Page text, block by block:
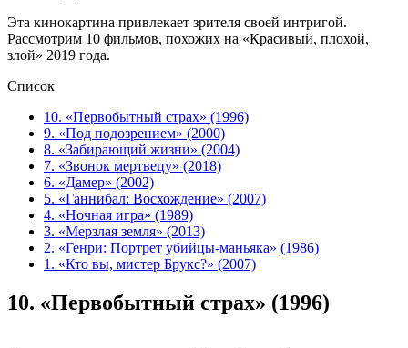
Эта кинокартина привлекает зрителя своей интригой.
Рассмотрим 10 фильмов, похожих на «Красивый, плохой,
злой» 2019 года.
Список
10. «Первобытный страх» (1996)
9. «Под подозрением» (2000)
8. «Забирающий жизни» (2004)
7. «Звонок мертвецу» (2018)
6. «Дамер» (2002)
5. «Ганнибал: Восхождение» (2007)
4. «Ночная игра» (1989)
3. «Мерзлая земля» (2013)
2. «Генри: Портрет убийцы-маньяка» (1986)
1. «Кто вы, мистер Брукс?» (2007)
10. «Первобытный страх» (1996)